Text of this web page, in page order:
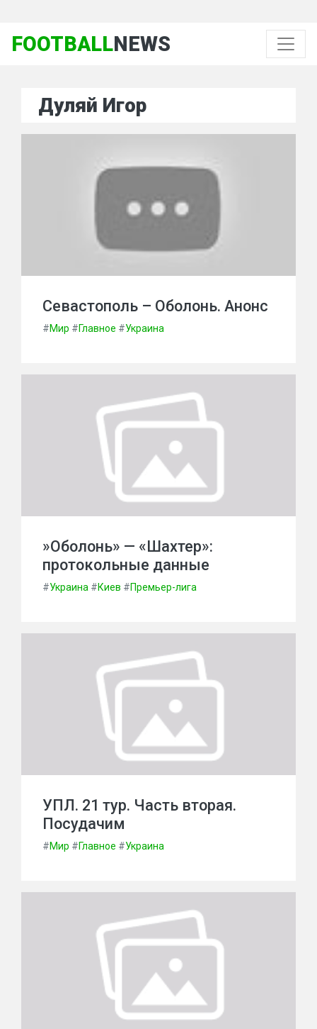
FOOTBALLNEWS
Дуляй Игор
Севастополь – Оболонь. Анонс
#Мир #Главное #Украина
»Оболонь» — «Шахтер»:
протокольные данные
#Украина #Киев #Премьер-лига
УПЛ. 21 тур. Часть вторая.
Посудачим
#Мир #Главное #Украина